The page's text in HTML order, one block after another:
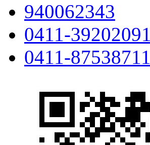
940062343
0411-39202091
0411-87538711